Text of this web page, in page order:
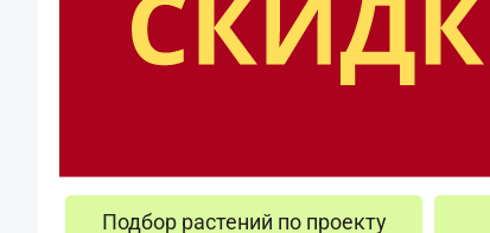
Подбор растений по проекту